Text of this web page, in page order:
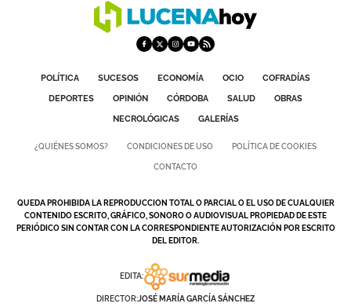
POLÍTICA SUCESOS ECONOMÍA OCIO
COFRADÍAS
DEPORTES
OPINIÓN CÓRDOBA SALUD
OBRAS
NECROLÓGICAS
GALERÍAS
¿QUIÉNES SOMOS? CONDICIONES DE USO POLÍTICA DE COOKIES
CONTACTO
QUEDA PROHIBIDA LA REPRODUCCION TOTAL O PARCIAL O EL USO DE CUALQUIER
CONTENIDO ESCRITO, GRÁFICO, SONORO O AUDIOVISUAL PROPIEDAD DE ESTE
PERIÓDICO SIN CONTAR CON LA CORRESPONDIENTE AUTORIZACIÓN POR ESCRITO
DEL EDITOR.
EDITA:
DIRECTOR:JOSÉ MARÍA GARCÍA SÁNCHEZ